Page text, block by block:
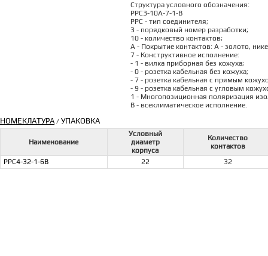
Структура условного обозначения:
РРС3-10А-7-1-В
РРС - тип соединителя;
3 - порядковый номер разработки;
10 - количество контактов;
А - Покрытие контактов: А - золото,
7 - Конструктивное исполнение:
- 1 - вилка приборная без кожуха;
- 0 - розетка кабельная без кожуха;
- 7 - розетка кабельная с прямым
- 9 - розетка кабельная с угловым
1 - Многопозиционная поляризация
В - всеклиматическое исполнение.
НОМЕКЛАТУРА/ УПАКОВКА
Наименование
Условный
диаметр
корпуса
Количество
контактов
РРС4-32-1-6В
22 32